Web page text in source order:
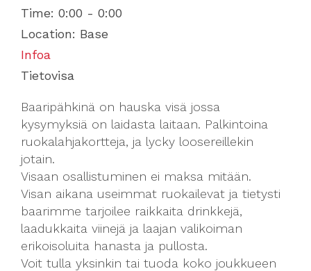
Time: 0:00 - 0:00
Location: Base
Infoa
Tietovisa
Baaripähkinä on hauska visä jossa
kysymyksiä on laidasta laitaan. Palkintoina
ruokalahjakortteja, ja lycky loosereillekin
jotain.
Visaan osallistuminen ei maksa mitään.
Visan aikana useimmat ruokailevat ja tietysti
baarimme tarjoilee raikkaita drinkkejä,
laadukkaita viinejä ja laajan valikoiman
erikoisoluita hanasta ja pullosta.
Voit tulla yksinkin tai tuoda koko joukkueen